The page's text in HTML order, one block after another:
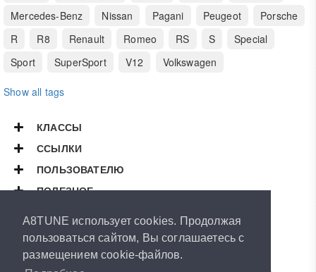
A8TUNE использует cookies. Продолжая
пользоваться сайтом, Вы соглашаетесь с
размещением cookie-файлов.
Mercedes-Benz
Nissan Pagani Peugeot
Porsche
R
R8 Renault Romeo RS S
Special
Sport
SuperSport V12 Volkswagen
Show all tags
КЛАССЫ
ССЫЛКИ
ПОЛЬЗОВАТЕЛЮ
ПОЛЕЗНОЕ
Copyright © 2026A8TUNE
All Rights Reserved.
Powered byArthurVeselov